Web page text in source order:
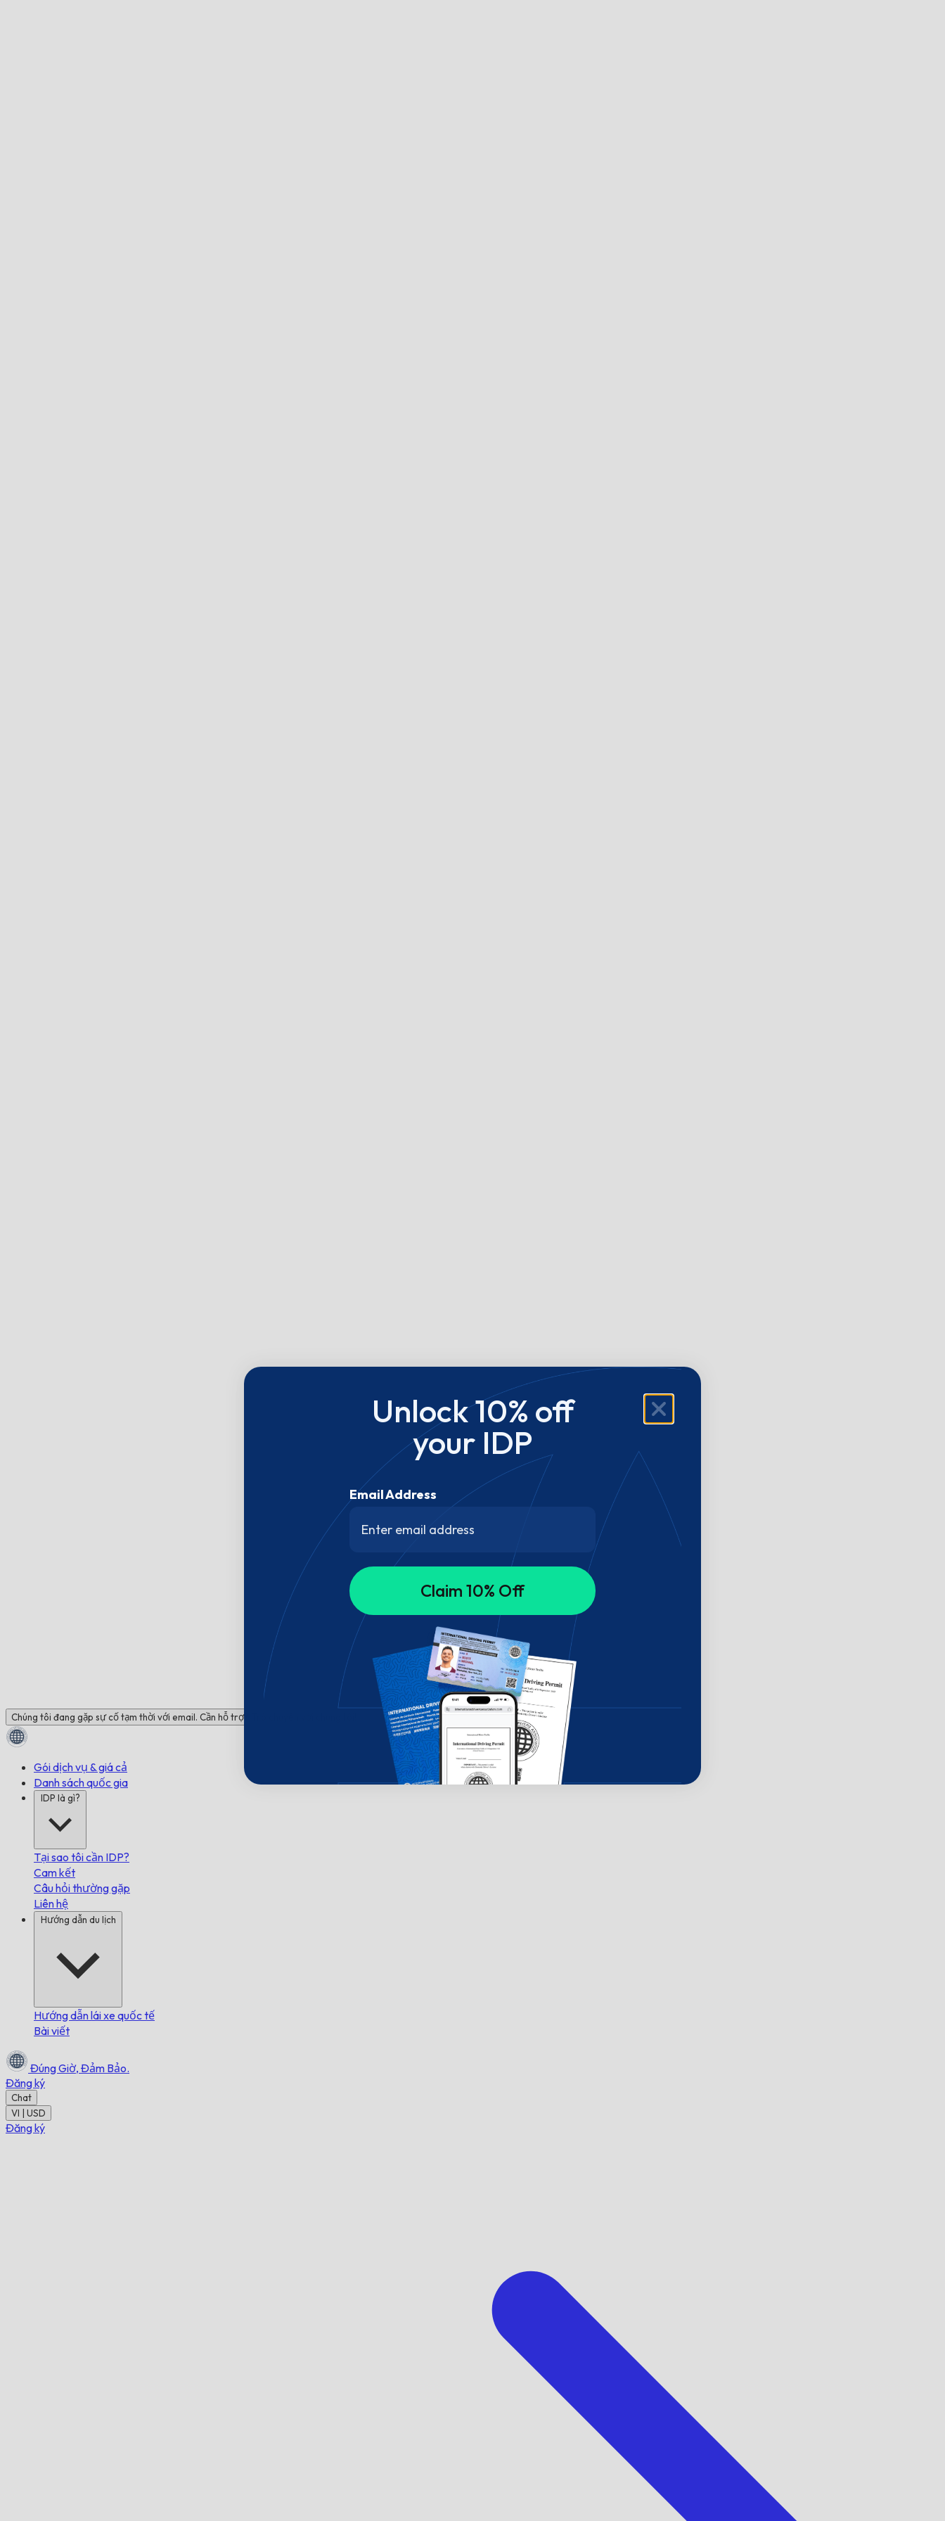
Chúng tôi đang gặp sự cố tạm thời với email. Cần hỗ trợ? Trò chuyện với chúng tôi!
Gói dịch vụ & giá cả
Danh sách quốc gia
IDP là gì?
Tại sao tôi cần IDP?
Cam kết
Câu hỏi thường gặp
Liên hệ
Hướng dẫn du lịch
Hướng dẫn lái xe quốc tế
Bài viết
Đúng Giờ, Đảm Bảo.
Đăng ký
Chat
VI | USD
Đăng ký
Unlock 10% off
your IDP
Email Address
Claim 10% Off